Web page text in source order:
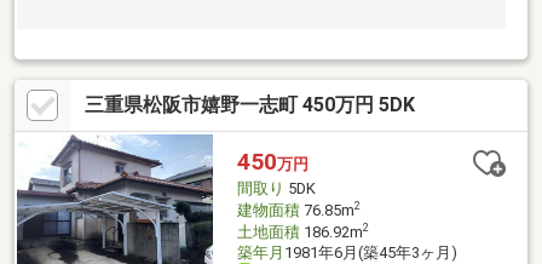
三重県松阪市嬉野一志町 450万円 5DK
450万円
間取り 5DK
建物面積76.85m2
土地面積186.92m2
築年月 1981年6月(築45年3ヶ月)